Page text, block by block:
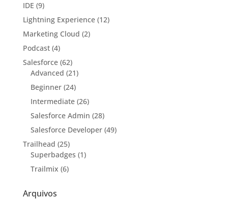
IDE (9)
Lightning Experience(12)
Marketing Cloud (2)
Podcast(4)
Salesforce(62)
Advanced (21)
Beginner(24)
Intermediate(26)
Salesforce Admin (28)
Salesforce Developer(49)
Trailhead (25)
Superbadges (1)
Trailmix (6)
Arquivos